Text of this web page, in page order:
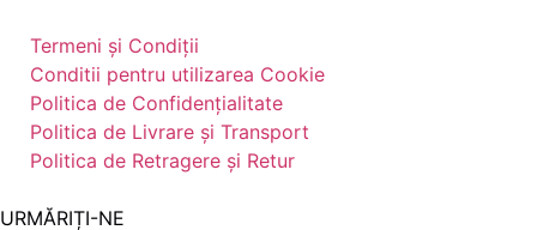
Termeni și Condiții
Conditii pentru utilizarea Cookie
Politica de Confidențialitate
Politica de Livrare și Transport
Politica de Retragere și Retur
URMĂRIȚI-NE